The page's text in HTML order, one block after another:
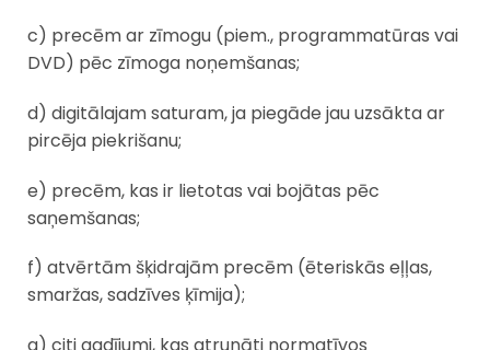
c) precēm ar zīmogu (piem., programmatūras vai
DVD) pēc zīmoga noņemšanas;
d) digitālajam saturam, ja piegāde jau uzsākta ar
pircēja piekrišanu;
e) precēm, kas ir lietotas vai bojātas pēc
saņemšanas;
f) atvērtām šķidrajām precēm (ēteriskās eļļas,
smaržas, sadzīves ķīmija);